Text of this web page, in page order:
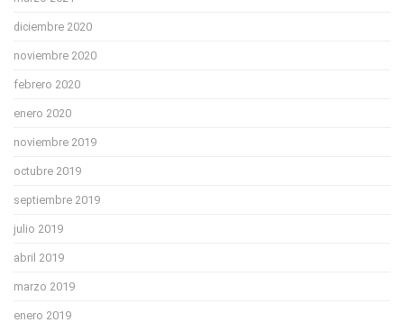
diciembre 2020
noviembre 2020
febrero 2020
enero 2020
noviembre 2019
octubre 2019
septiembre 2019
julio 2019
abril 2019
marzo 2019
enero 2019